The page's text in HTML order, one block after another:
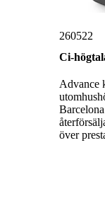
260522
Ci-
Advance
över